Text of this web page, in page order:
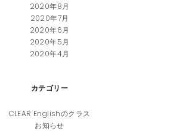
2020年8月
2020年7月
2020年6月
2020年5月
2020年4月
カテゴリー
CLEAR Englishのクラス
お知らせ